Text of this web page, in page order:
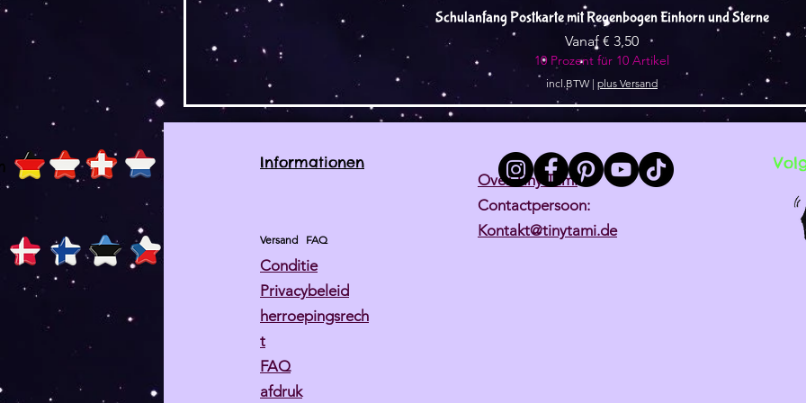
Snel overzicht
Schulanfang Postkarte mit Regenbogen Einhorn und Sterne
Vanaf € 3,50
Verkoopprijs
10 Prozent für 10 Artikel
incl.BTW | plus Versand
Informationen
Versand FAQ
Conditie
Privacybeleid
herroepingsrech
t
FAQ
afdruk
Over Tiny Tami
Contactpersoon:
Kontakt@tinytami.de